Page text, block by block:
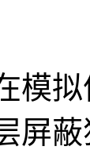
模
屏